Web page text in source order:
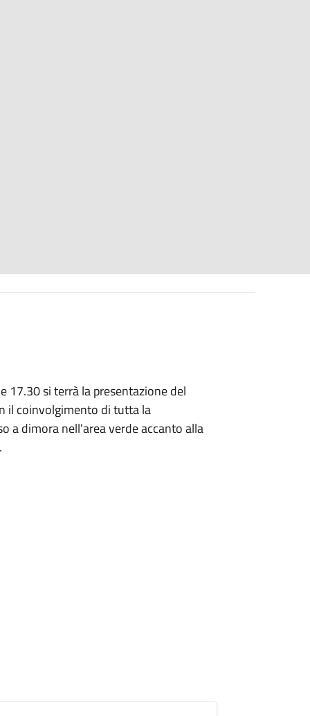
17.30 si terrà la presentazione del
il coinvolgimento di tutta la
a dimora nell'area verde accanto alla